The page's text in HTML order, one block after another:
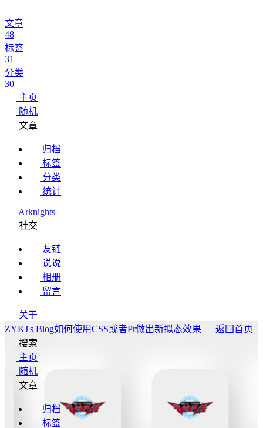
文章
48
标签
31
分类
30
主页
随机
文章
归档
标签
分类
统计
Arknights
社交
友链
说说
相册
留言
关于
ZYKJ's Blog如何使用CSS或者Pr做出新拟态效果
返回首页
搜索
主页
随机
文章
归档
标签